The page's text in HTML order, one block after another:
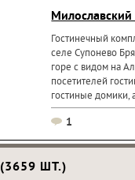
Милославский
Гостинечный
селе Супонево
горе с видом на
посетителей
гостиные домики,
сауна.
1
ШТ.)